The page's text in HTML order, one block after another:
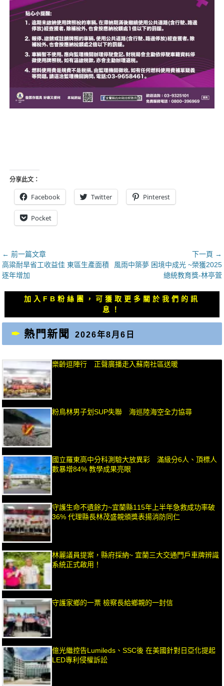
分享此文：
Facebook Twitter Pinterest
Pocket
文
章
導
覽
← 前一篇文章
上
一
高粱耐旱省工收益佳 東區生產面積
逐年增加
下一頁 →
下
文
章：
風雨中築夢 困境中成光 ~榮獲2025
總統教育獎-林亭萓
加入FB粉絲團，可獲取更多關於我們的訊
息！
熱門新聞 2026年8月6日
樂齡逗陣行 正聲廣播走入蘇南社區送暖
粉鳥林男子划SUP失聯 海巡陸海空全力協尋
國立羅東高中分科測驗大放異彩 滿級分6人、頂標人
數暴增84% 教學成果亮眼
守護生命不遺餘力~宜蘭縣115年上半年急救成功率破
36% 代理縣長林茂盛親頒獎表揚消防同仁
林麗議員提案，縣府採納~ 宜蘭三大交通門戶車牌辨識
系統正式啟用！
守護家鄉的一票 檢察長給鄉親的一封信
億光繼控告Lumileds、SSC後 在美國針對日亞化提起
LED專利侵權訴訟